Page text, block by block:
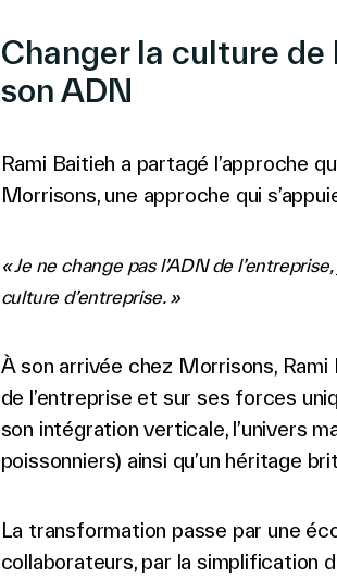
Changer la culture de
son ADN
Rami Baitieh a partagé l’approche
Morrisons, une approche qui
« Je ne change pas l’ADN de
culture d’entreprise. »
À son arrivée chez Morrisons, Rami
de l’entreprise et sur ses forces
son intégration verticale, l’univers
poissonniers) ainsi qu’un héritage
La transformation passe par une
collaborateurs, par la simplification